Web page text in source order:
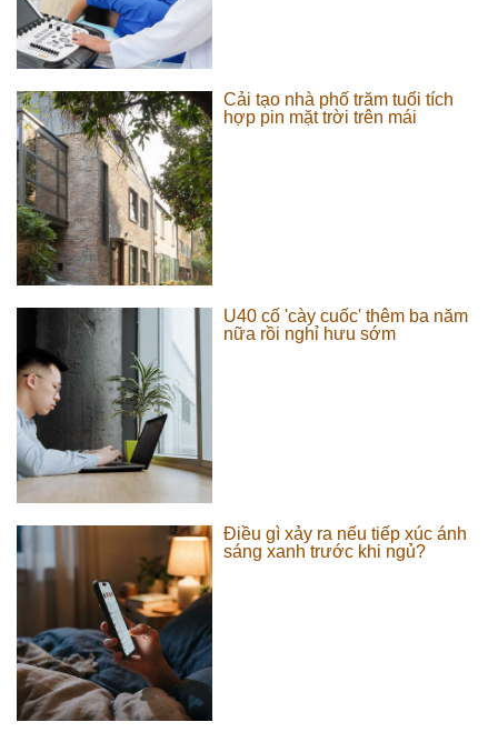
Cải tạo nhà phố trăm tuổi tích
hợp pin mặt trời trên mái
U40 cố 'cày cuốc' thêm ba năm
nữa rồi nghỉ hưu sớm
Điều gì xảy ra nếu tiếp xúc ánh
sáng xanh trước khi ngủ?